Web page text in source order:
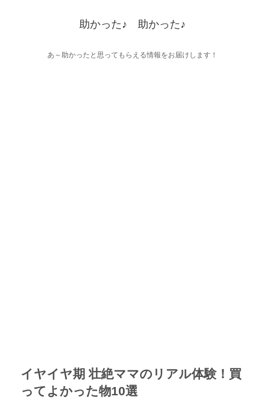
助かった♪ 助かった♪
あ～助かったと思ってもらえる情報をお届けします！
イヤイヤ期 壮絶ママのリアル体験！買
ってよかった物10選